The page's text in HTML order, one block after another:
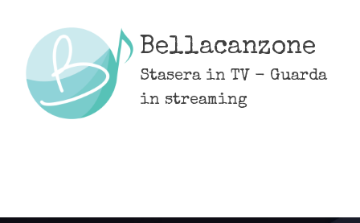
content
Bellacanzone
Stasera in TV - Guarda
in streaming